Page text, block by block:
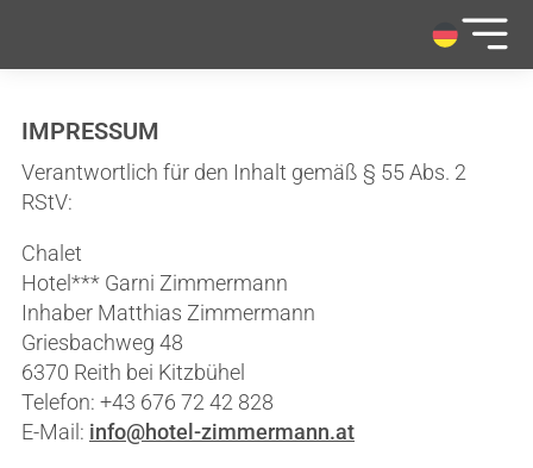
Garni Hotel Zimmermann
Rooms & rates
Top offers
E-bike Rental
Photo gallery
Webcam
Luxury Apartment Zimmermann
Photo gallery
Summer
Winter
Helpful links
Arrival & location
Inquiries & bookings
Inquiry & Booking
IMPRESSUM
Verantwortlich für den Inhalt gemäß § 55 Abs. 2
RStV:
Chalet
Hotel*** Garni Zimmermann
Inhaber Matthias Zimmermann
Griesbachweg 48
6370 Reith bei Kitzbühel
Telefon: +43 676 72 42 828
E-Mail: info@hotel-zimmermann.at